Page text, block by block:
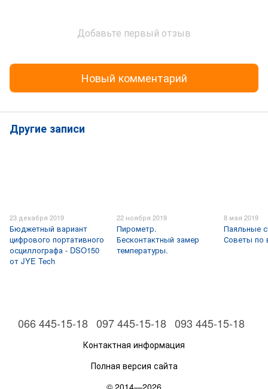
Добавьте первый отзыв
Новый комментарий
Другие записи
23 декабря 2019
Бюджетный вариант
цифрового портативного
осциллографа - DSO150
от JYE Tech
22 ноября 2019
Пирометр.
Бесконтактный замер
температуры.
8 мая 2019
Паяльные
Советы по
066 445-15-18 097 445-15-18 093 445-15-18
Контактная информация
Полная версия сайта
© 2014—2026